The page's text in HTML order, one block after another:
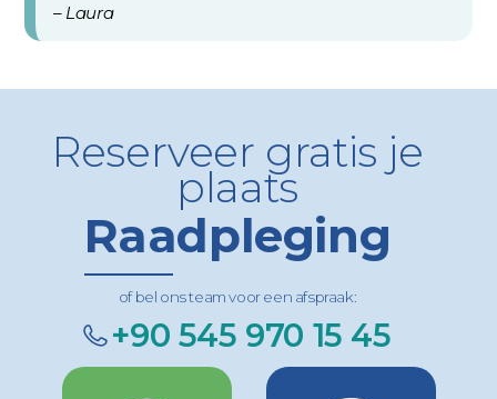
– Laura
Reserveer gratis je
plaats
Raadpleging
of bel ons team voor een afspraak:
+90 545 970 15 45